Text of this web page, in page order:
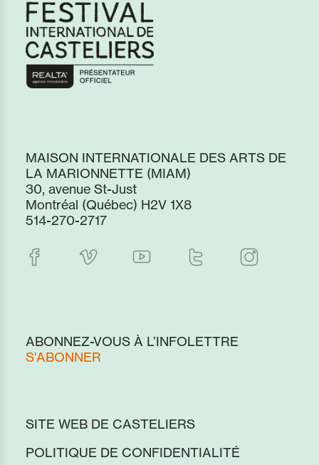
MAISON INTERNATIONALE DES ARTS DE
LA MARIONNETTE (MIAM)
30, avenue St-Just
Montréal (Québec) H2V 1X8
514-270-2717
ABONNEZ-VOUS À L’INFOLETTRE
S'ABONNER
SITE WEB DE CASTELIERS
POLITIQUE DE CONFIDENTIALITÉ